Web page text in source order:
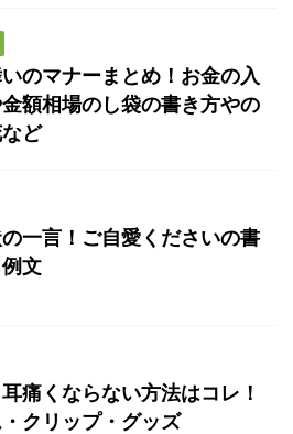
のマナーまとめ！お金の入
額相場のし袋の書き方やの
ど
一言！ご自愛くださいの書
文
痛くならない方法はコレ！
クリップ・グッズ